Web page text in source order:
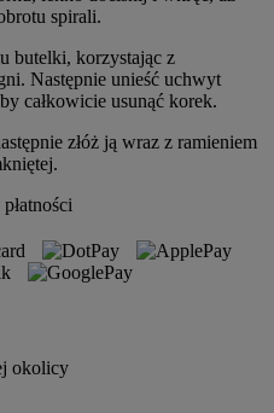
spirali.
butelki, korzystając z
Następnie unieść uchwyt
całkowicie usunąć korek.
złóż ją wraz z ramieniem
okolicy